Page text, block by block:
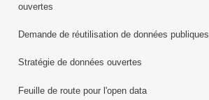
ouvertes
Demande de réutilisation de données publiques
Stratégie de données ouvertes
Feuille de route pour l'open data